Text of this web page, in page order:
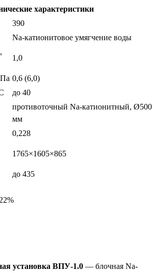
характеристики
390
Na-катионитовое умягчение воды
1,0
0,6 (6,0)
до 40
противоточный Na-катионитный, Ø500
мм
0,228
1765×1605×865
до 435
установка ВПУ-1.0 — блочная Na-